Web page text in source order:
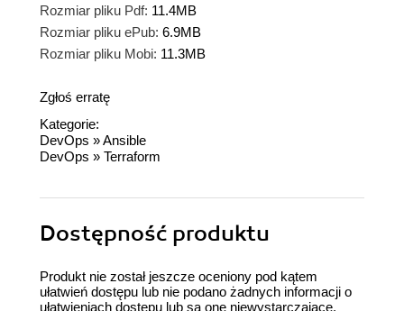
Rozmiar pliku Pdf: 11.4MB
Rozmiar pliku ePub: 6.9MB
Rozmiar pliku Mobi: 11.3MB
Zgłoś erratę
Kategorie:
DevOps »Ansible
DevOps » Terraform
Dostępność produktu
Produkt nie został jeszcze oceniony pod kątem
ułatwień dostępu lub nie podano żadnych informacji o
ułatwieniach dostępu lub są one niewystarczające.